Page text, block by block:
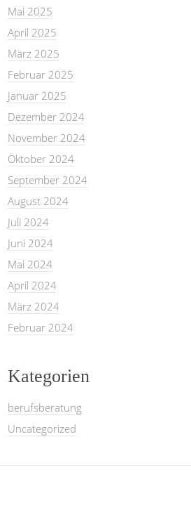
Mai 2025
April 2025
März 2025
Februar 2025
Januar 2025
Dezember 2024
November 2024
Oktober 2024
September 2024
August 2024
Juli 2024
Juni 2024
Mai 2024
April 2024
März 2024
Februar 2024
Kategorien
berufsberatung
Uncategorized